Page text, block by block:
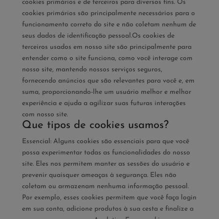
cookies primários e de terceiros para diversos fins. Os
cookies primários são principalmente necessários para o
funcionamento correto do site e não coletam nenhum de
seus dados de identificação pessoal.Os cookies de
terceiros usados ​​em nosso site são principalmente para
entender como o site funciona, como você interage com
nosso site, mantendo nossos serviços seguros,
fornecendo anúncios que são relevantes para você e, em
suma, proporcionando-lhe um usuário melhor e melhor
experiência e ajuda a agilizar suas futuras interações
com nosso site.
Que tipos de cookies usamos?
Essencial: Alguns cookies são essenciais para que você
possa experimentar todas as funcionalidades do nosso
site. Eles nos permitem manter as sessões do usuário e
prevenir quaisquer ameaças à segurança. Eles não
coletam ou armazenam nenhuma informação pessoal.
Por exemplo, esses cookies permitem que você faça login
em sua conta, adicione produtos à sua cesta e finalize a